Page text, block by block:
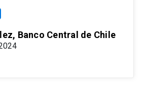
Banco Central de Chile